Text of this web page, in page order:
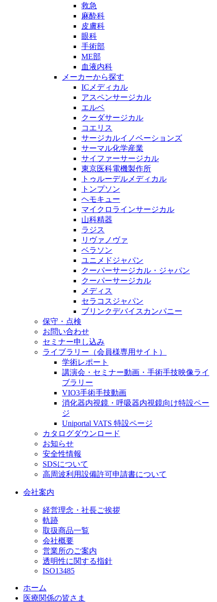
救急
麻酔科
皮膚科
眼科
手術部
ME部
血液内科
メーカーから探す
ICメディカル
アスペンサージカル
エルベ
クーダサージカル
コエリス
サージカルイノベーションズ
サーマル化学産業
サイファーサージカル
東京医科電機製作所
トゥルーデルメディカル
トンプソン
ヘモキュー
マイクロラインサージカル
山科精器
ラジス
リヴァノヴァ
ベラソン
ユニメドジャパン
クーパーサージカル・ジャパン
クーパーサージカル
メディス
セラコスジャパン
ブリンクデバイスカンパニー
保守・点検
お問い合わせ
セミナー申し込み
ライブラリー（会員様専用サイト）
学術レポート
講演会・セミナー動画・手術手技映像ライ
ブラリー
VIO3手術手技動画
消化器内視鏡・呼吸器内視鏡向け特設ペー
ジ
Uniportal VATS 特設ページ
カタログダウンロード
お知らせ
安全性情報
SDSについて
高周波利用設備許可申請書について
会社案内
経営理念・社長ご挨拶
軌跡
取扱商品一覧
会社概要
営業所のご案内
透明性に関する指針
ISO13485
ホーム
医療関係の皆さま